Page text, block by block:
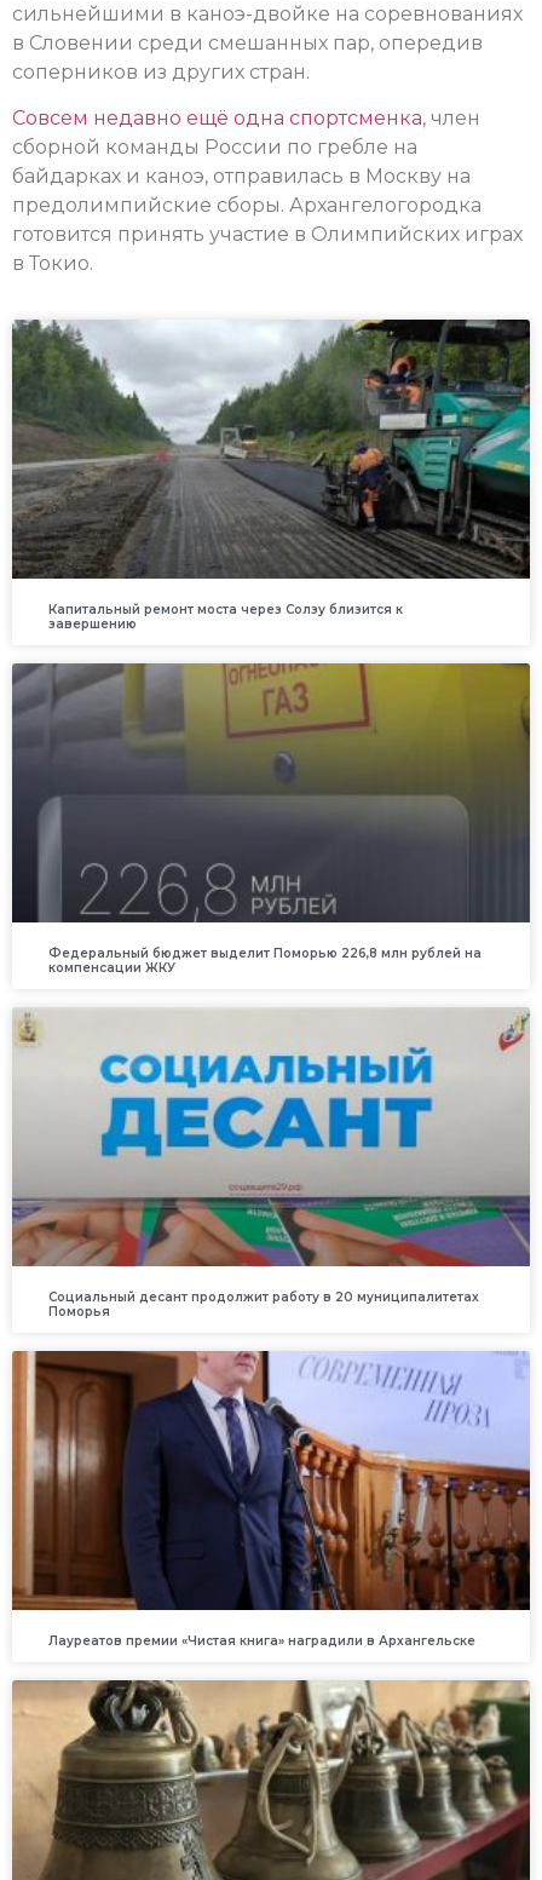
сильнейшими в каноэ-двойке на соревнованиях
в Словении среди смешанных пар, опередив
соперников из других стран.
Совсем недавно ещё одна спортсменка, член
сборной команды России по гребле на
байдарках и каноэ, отправилась в Москву на
предолимпийские сборы. Архангелогородка
готовится принять участие в Олимпийских играх
в Токио.
Капитальный ремонт моста через Солзу близится к
завершению
Федеральный бюджет выделит Поморью 226,8 млн рублей на
компенсации ЖКУ
Социальный десант продолжит работу в 20 муниципалитетах
Поморья
Лауреатов премии «Чистая книга» наградили в Архангельске